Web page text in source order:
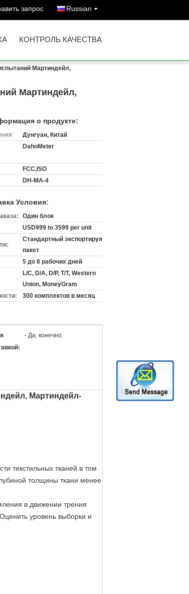
запрос Russian
КОНТРОЛЬ КАЧЕСТВА
Мартиндейл,
Мартиндейл,
о продукте:
Дунгуан, Китай
DahoMeter
FCC,ISO
DH-MA-4
Условия:
Один блок
USD999 to 3599 per unit
Стандартный экспортируя
пакет
5 до 8 рабочих дней
L/C, D/A, D/P, T/T, Western
Union, MoneyGram
300 комплектов в месяц
- Да, конечно.
Мартиндейл-
текстильных тканей.в том
толщины ткани менее
в движении трения
уровень выборки и